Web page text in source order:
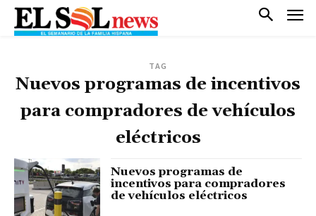
TAG
Nuevos programas de incentivos
para compradores de vehículos
eléctricos
Nuevos programas de
incentivos para compradores
de vehículos eléctricos